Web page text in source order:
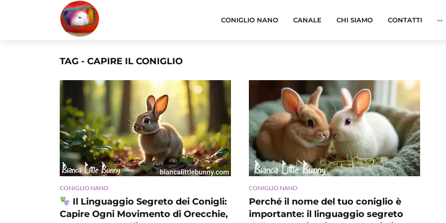
CONIGLIO NANO CANALE CHI SIAMO CONTATTI ···
TAG - CAPIRE IL CONIGLIO
CONIGLIO NANO
Il Linguaggio Segreto dei Conigli:
Capire Ogni Movimento di Orecchie,
CONIGLIO NANO
Perché il nome del tuo coniglio è
importante: il linguaggio segreto